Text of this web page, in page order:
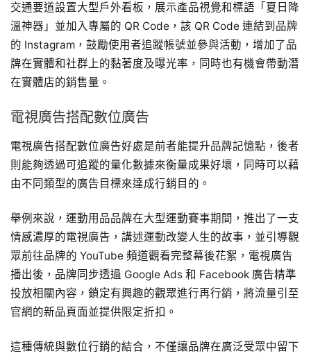
交通要道設置大型戶外看板，展示產品視覺和標語「夏日降
溫神器」並加入專屬的 QR Code，該 QR Code 連結到品牌
的 Instagram，鼓勵使用者追蹤帳號並參與活動，增加了品
牌在實體和社群上的黏著度及曝光率，同時也有機會帶動潛
在實體店的銷售量。
電視廣告搭配數位廣告
電視廣告搭配數位廣告好處是前者能提升品牌記憶點，後者
則能夠透過可追蹤的量化數據來衡量成果好壞，同時可以藉
由不同類型的廣告目標來達成行銷目的。
舉例來說，運動用品品牌在大型運動賽事期間，推出了一支
情感濃厚的電視廣告，講述運動改變人生的故事，並引導觀
眾前往品牌的 YouTube 頻道觀看完整幕後花絮，電視廣告
播出後，品牌同步透過 Google Ads 和 Facebook 廣告精準
投放相關內容，鎖定有興趣的觀眾進行再行銷，將流量引至
官網的新品頁面並提供限定折扣。
這種傳統與數位行銷的結合，不僅讓品牌在廣泛受眾中留下